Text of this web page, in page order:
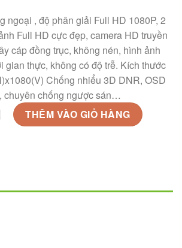
ngoại , độ phân giải Full HD 1080P, 2
Full HD cực đẹp, camera HD truyền
cáp đồng trục, không nén, hình ảnh
gian thực, không có độ trễ. Kích thước
Chống nhiểu 3D DNR, OSD
chuyên chống ngược sán…
it số lượng
THÊM VÀO GIỎ HÀNG